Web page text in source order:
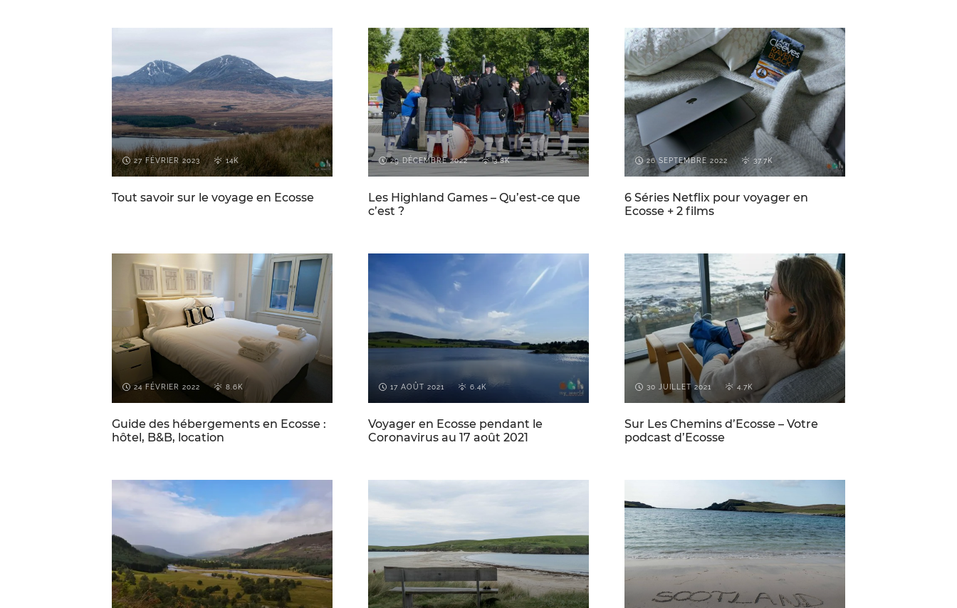
27 FÉVRIER 2023 14K
Tout savoir sur le voyage en Ecosse
29 DÉCEMBRE 2022 3.8K
Les Highland Games – Qu’est-ce que
c’est ?
26 SEPTEMBRE 2022 37.7K
6 Séries Netflix pour voyager en
Ecosse + 2 films
24 FÉVRIER 2022 8.6K
Guide des hébergements en Ecosse :
hôtel, B&B, location
17 AOÛT 2021 6.4K
Voyager en Ecosse pendant le
Coronavirus au 17 août 2021
30 JUILLET 2021 4.7K
Sur Les Chemins d’Ecosse – Votre
podcast d’Ecosse